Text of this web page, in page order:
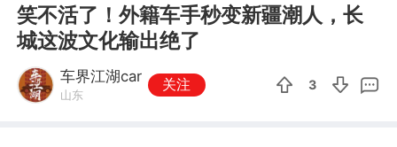
笑不活了！外籍车手秒变新疆潮人，长
城这波文化输出绝了
车界江湖car
山东
关注 3